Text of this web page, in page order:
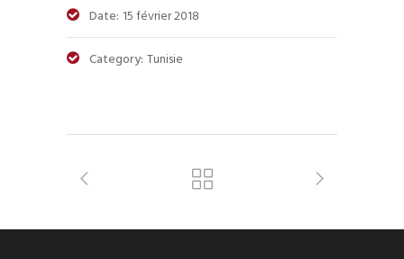
Date: 15 février 2018
Category: Tunisie